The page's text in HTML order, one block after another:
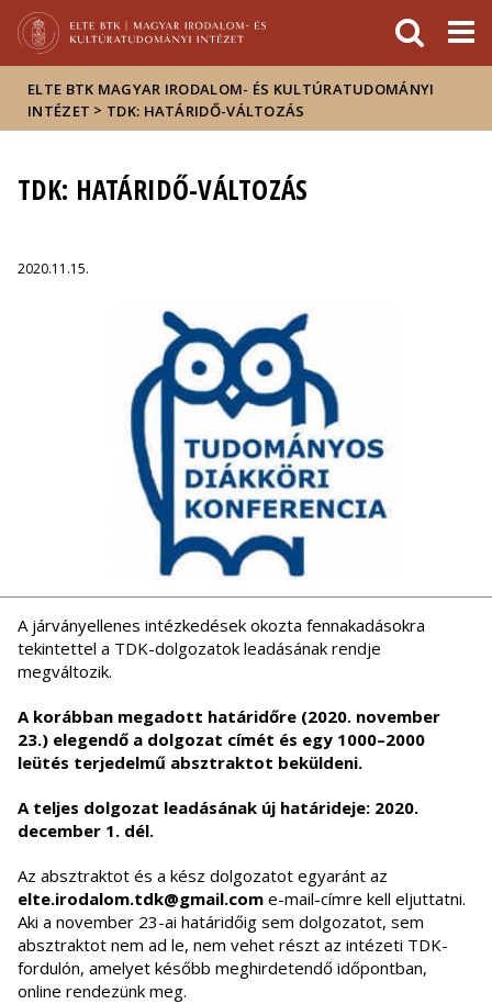
Hírek
Események
ELTE a
sajtóban
ELTE BTK MAGYAR IRODALOM- ÉS KULTÚRATUDOMÁNYI
INTÉZET > TDK: HATÁRIDŐ-VÁLTOZÁS
TDK: HATÁRIDŐ-VÁLTOZÁS
2020.11.15.
A járványellenes intézkedések okozta fennakadásokra
tekintettel a TDK-dolgozatok leadásának rendje
megváltozik.
A korábban megadott határidőre (2020. november
23.) elegendő a dolgozat címét és egy 1000–2000
leütés terjedelmű absztraktot beküldeni.
A teljes dolgozat leadásának új határideje: 2020.
december 1. dél.
Az absztraktot és a kész dolgozatot egyaránt az
elte.irodalom.tdk@gmail.com e-mail-címre kell eljuttatni.
Aki a november 23-ai határidőig sem dolgozatot, sem
absztraktot nem ad le, nem vehet részt az intézeti TDK-
fordulón, amelyet később meghirdetendő időpontban,
online rendezünk meg.